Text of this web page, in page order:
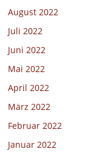
August 2022
Juli 2022
Juni 2022
Mai 2022
April 2022
März 2022
Februar 2022
Januar 2022